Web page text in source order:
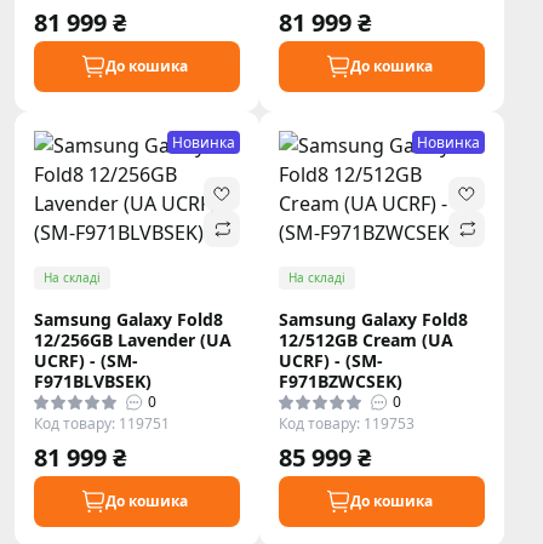
81 999 ₴
До кошика
81 999 ₴
До кошика
Новинка
На складі
Samsung Galaxy Fold8
12/256GB Lavender (UA
UCRF) - (SM-
F971BLVBSEK)
0
Код товару: 119751
81 999 ₴
До кошика
Новинка
На складі
Samsung Galaxy Fold8
12/512GB Cream (UA
UCRF) - (SM-
F971BZWCSEK)
0
Код товару: 119753
85 999 ₴
До кошика